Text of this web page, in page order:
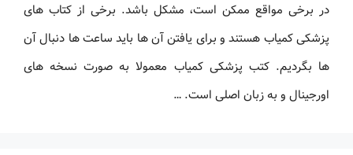
در برخی مواقع ممکن است، مشکل باشد. برخی از کتاب های
پزشکی کمیاب هستند و برای یافتن آن ها باید ساعت ها دنبال آن
ها بگردیم. کتب پزشکی کمیاب معمولا به صورت نسخه های
اورجینال و به زبان اصلی است. …